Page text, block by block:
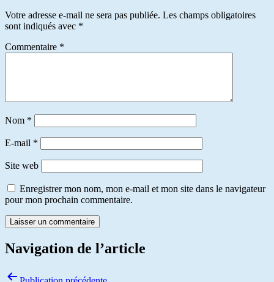
Votre adresse e-mail ne sera pas publiée. Les champs obligatoires
sont indiqués avec *
Commentaire *
Nom *
E-mail *
Site web
Enregistrer mon nom, mon e-mail et mon site dans le navigateur
pour mon prochain commentaire.
Navigation de l’article